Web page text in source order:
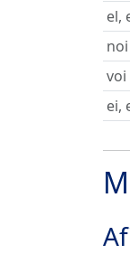
el,
noi
voi
ei,